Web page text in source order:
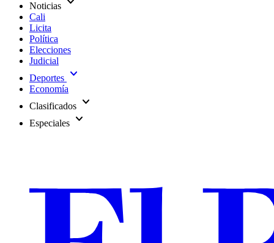
Noticias
Cali
Licita
Política
Elecciones
Judicial
Deportes expand_more
Economía
Clasificados expand_more
Especiales expand_more